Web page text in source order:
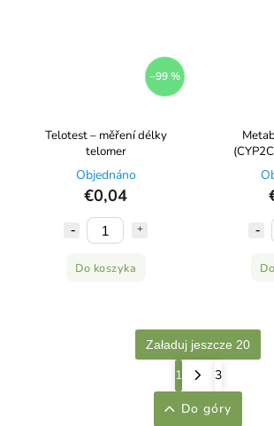
–99 %
Telotest – měření délky
telomer
Objednáno
€0,04
Do koszyka
Załaduj jeszcze 20
1
3
Do góry